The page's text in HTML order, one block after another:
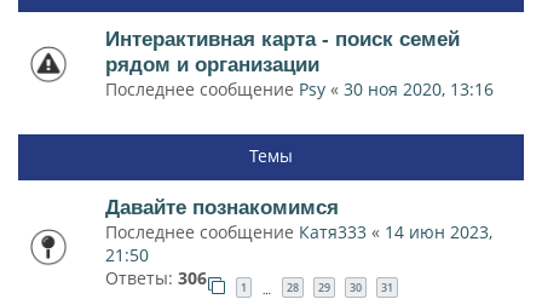
Интерактивная карта - поиск семей
рядом и организации
Последнее сообщение Psy « 30 ноя 2020, 13:16
Темы
Давайте познакомимся
Последнее сообщение Катя333 « 14 июн 2023,
21:50
Ответы: 306 1 … 28 29 30 31